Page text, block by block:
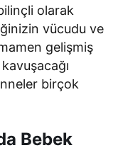
olarak
vücudu ve
gelişmiş
birçok
Bebek